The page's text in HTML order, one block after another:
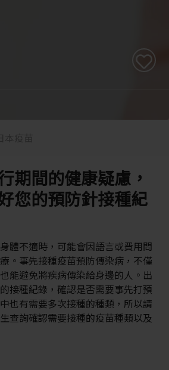
期間的健康疑慮，
您的預防針接種紀
體不適時，可能會因語言或費用問
。事先接種疫苗預防傳染病，不僅
能避免將疾病傳染給身邊的人。出
接種紀錄，確認是否需要事先打預
也有需要多次接種的種類，所以請
查詢確認需要接種的疫苗種類以及